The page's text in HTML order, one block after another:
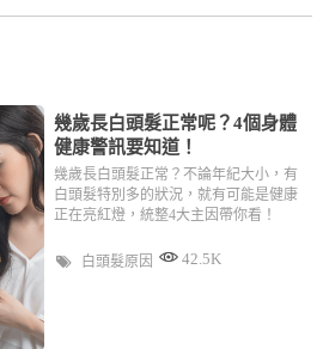
幾歲長白頭髮正常呢？4個身體
健康警訊要知道！
幾歲長白頭髮正常？不論年紀大小，有
白頭髮特別多的狀況，就有可能是健康
正在亮紅燈，統整4大主因帶你看！
白頭髮原因 42.5K